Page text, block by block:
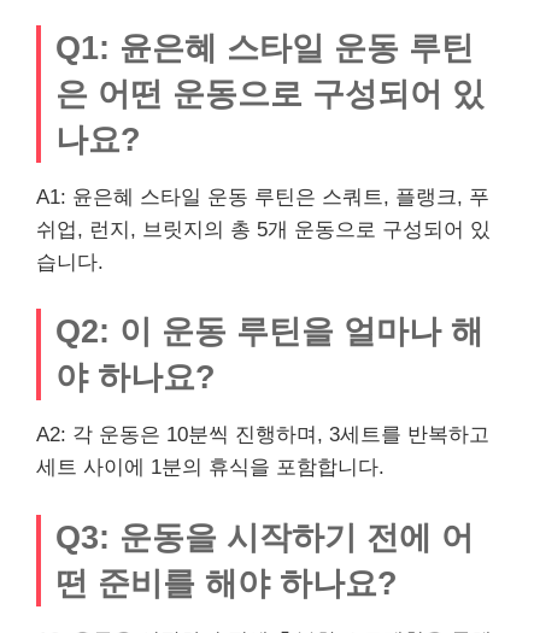
Q1: 윤은혜 스타일 운동 루틴
은 어떤 운동으로 구성되어 있
나요?
A1: 윤은혜 스타일 운동 루틴은 스쿼트, 플랭크, 푸
쉬업, 런지, 브릿지의 총 5개 운동으로 구성되어 있
습니다.
Q2: 이 운동 루틴을 얼마나 해
야 하나요?
A2: 각 운동은 10분씩 진행하며, 3세트를 반복하고
세트 사이에 1분의 휴식을 포함합니다.
Q3: 운동을 시작하기 전에 어
떤 준비를 해야 하나요?